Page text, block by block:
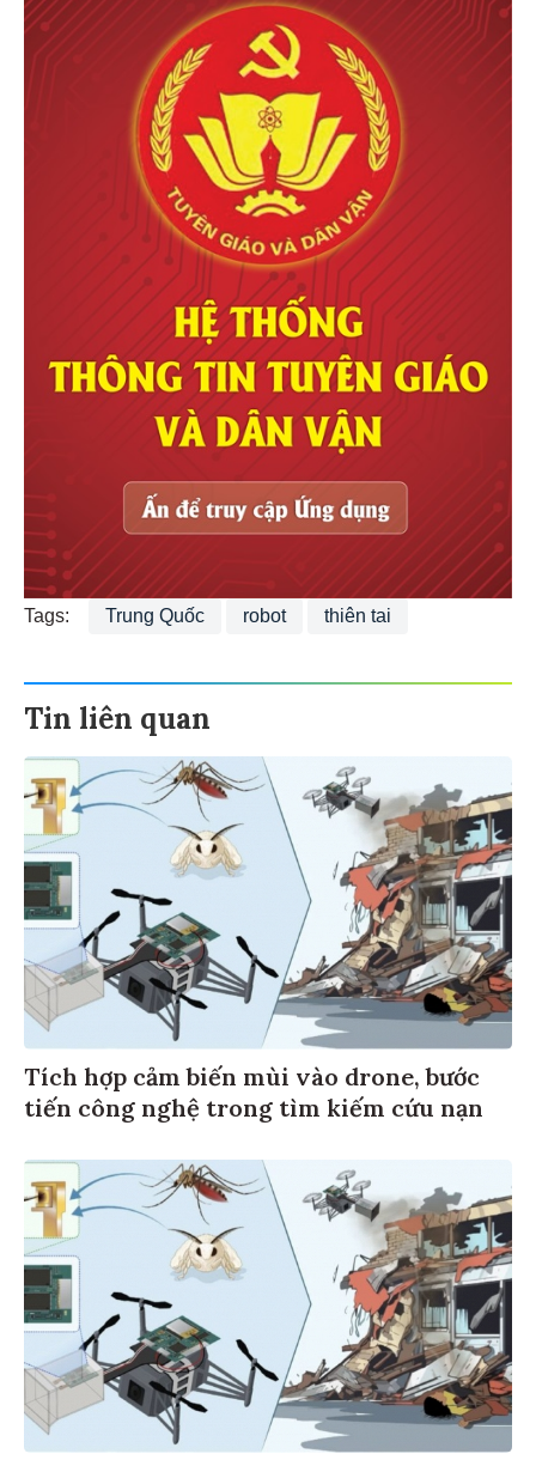
Tags: Trung Quốc robot thiên tai
Tin liên quan
Tích hợp cảm biến mùi vào drone, bước
tiến công nghệ trong tìm kiếm cứu nạn